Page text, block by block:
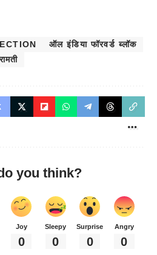
ऑल इंडिया फॉरवर्ड ब्लॉक
you think?
Joy
0
Sleepy
0
Surprise
0
Angry
0